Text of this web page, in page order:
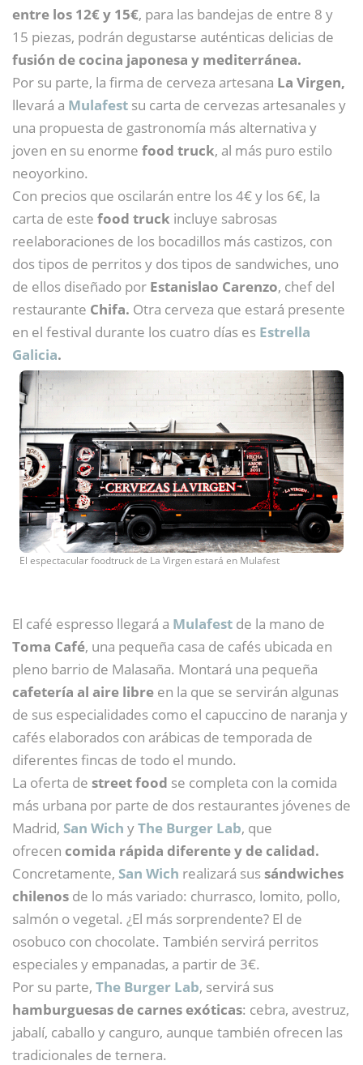
entre los 12€ y 15€, para las bandejas de entre 8 y
15 piezas, podrán degustarse auténticas delicias de
fusión de cocina japonesa y mediterránea.
Por su parte, la firma de cerveza artesana La Virgen,
llevará a Mulafest su carta de cervezas artesanales y
una propuesta de gastronomía más alternativa y
joven en su enorme food truck, al más puro estilo
neoyorkino.
Con precios que oscilarán entre los 4€ y los 6€, la
carta de este food truck incluye sabrosas
reelaboraciones de los bocadillos más castizos, con
dos tipos de perritos y dos tipos de sandwiches, uno
de ellos diseñado por Estanislao Carenzo, chef del
restaurante Chifa. Otra cerveza que estará presente
en el festival durante los cuatro días es Estrella
Galicia.
El espectacular foodtruck de La Virgen estará en Mulafest
El café espresso llegará a Mulafest de la mano de
Toma Café, una pequeña casa de cafés ubicada en
pleno barrio de Malasaña. Montará una pequeña
cafetería al aire libre en la que se servirán algunas
de sus especialidades como el capuccino de naranja y
cafés elaborados con arábicas de temporada de
diferentes fincas de todo el mundo.
La oferta de street food se completa con la comida
más urbana por parte de dos restaurantes jóvenes de
Madrid, San Wich yThe Burger Lab, que
ofrecen comida rápida diferente y de calidad.
Concretamente, San Wich realizará sussándwiches
chilenos de lo más variado: churrasco, lomito, pollo,
salmón o vegetal. ¿El más sorprendente? El de
osobuco con chocolate. También servirá perritos
especiales y empanadas, a partir de 3€.
Por su parte, The Burger Lab, servirá sus
hamburguesas de carnes exóticas: cebra, avestruz,
jabalí, caballo y canguro, aunque también ofrecen las
tradicionales de ternera.